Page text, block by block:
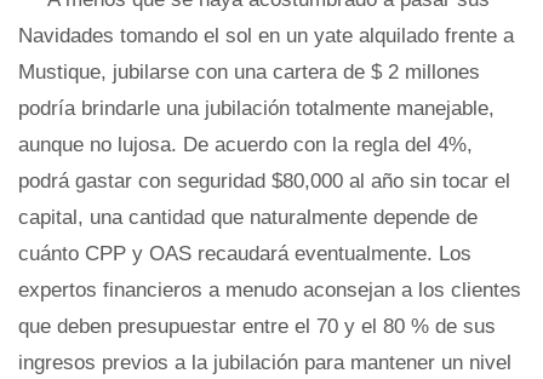
Navidades tomando el sol en un yate alquilado frente a
Mustique, jubilarse con una cartera de $ 2 millones
podría brindarle una jubilación totalmente manejable,
aunque no lujosa. De acuerdo con la regla del 4%,
podrá gastar con seguridad $80,000 al año sin tocar el
capital, una cantidad que naturalmente depende de
cuánto CPP y OAS recaudará eventualmente. Los
expertos financieros a menudo aconsejan a los clientes
que deben presupuestar entre el 70 y el 80 % de sus
ingresos previos a la jubilación para mantener un nivel